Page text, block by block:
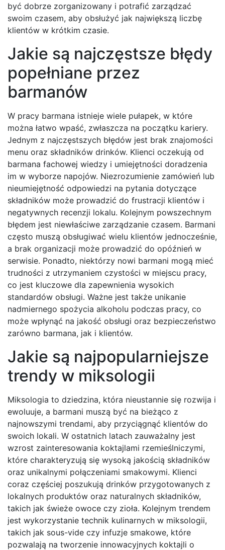
być dobrze zorganizowany i potrafić zarządzać
swoim czasem, aby obsłużyć jak największą liczbę
klientów w krótkim czasie.
Jakie są najczęstsze błędy
popełniane przez
barmanów
W pracy barmana istnieje wiele pułapek, w które
można łatwo wpaść, zwłaszcza na początku kariery.
Jednym z najczęstszych błędów jest brak znajomości
menu oraz składników drinków. Klienci oczekują od
barmana fachowej wiedzy i umiejętności doradzenia
im w wyborze napojów. Niezrozumienie zamówień lub
nieumiejętność odpowiedzi na pytania dotyczące
składników może prowadzić do frustracji klientów i
negatywnych recenzji lokalu. Kolejnym powszechnym
błędem jest niewłaściwe zarządzanie czasem. Barmani
często muszą obsługiwać wielu klientów jednocześnie,
a brak organizacji może prowadzić do opóźnień w
serwisie. Ponadto, niektórzy nowi barmani mogą mieć
trudności z utrzymaniem czystości w miejscu pracy,
co jest kluczowe dla zapewnienia wysokich
standardów obsługi. Ważne jest także unikanie
nadmiernego spożycia alkoholu podczas pracy, co
może wpłynąć na jakość obsługi oraz bezpieczeństwo
zarówno barmana, jak i klientów.
Jakie są najpopularniejsze
trendy w miksologii
Miksologia to dziedzina, która nieustannie się rozwija i
ewoluuje, a barmani muszą być na bieżąco z
najnowszymi trendami, aby przyciągnąć klientów do
swoich lokali. W ostatnich latach zauważalny jest
wzrost zainteresowania koktajlami rzemieślniczymi,
które charakteryzują się wysoką jakością składników
oraz unikalnymi połączeniami smakowymi. Klienci
coraz częściej poszukują drinków przygotowanych z
lokalnych produktów oraz naturalnych składników,
takich jak świeże owoce czy zioła. Kolejnym trendem
jest wykorzystanie technik kulinarnych w miksologii,
takich jak sous-vide czy infuzje smakowe, które
pozwalają na tworzenie innowacyjnych koktajli o